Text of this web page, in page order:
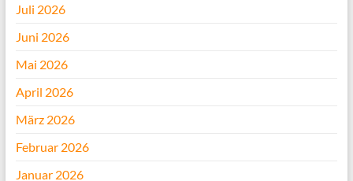
Juli 2026
Juni 2026
Mai 2026
April 2026
März 2026
Februar 2026
Januar 2026